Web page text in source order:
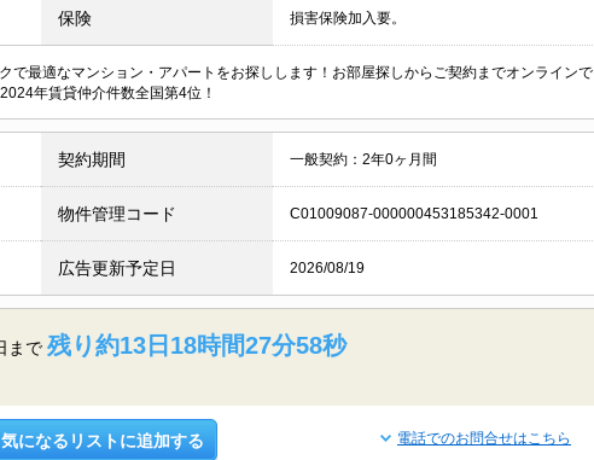
保険 損害保険加入要。
で最適なマンション・アパートをお探しします！お部屋探しからご契約までオンラインで
年賃貸仲介件数全国第4位！
契約期間 一般契約：2年0ヶ月間
物件管理コード C01009087-000000453185342-0001
広告更新予定日 2026/08/19
まで 残り約13日18時間27分57秒
気になるリストに追加する 電話でのお問合せはこちら